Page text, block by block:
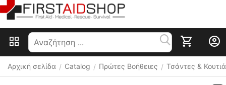
Αρχική σελίδα / Catalog / Πρώτες Βοήθειες / Τσάντες & Κουτιά